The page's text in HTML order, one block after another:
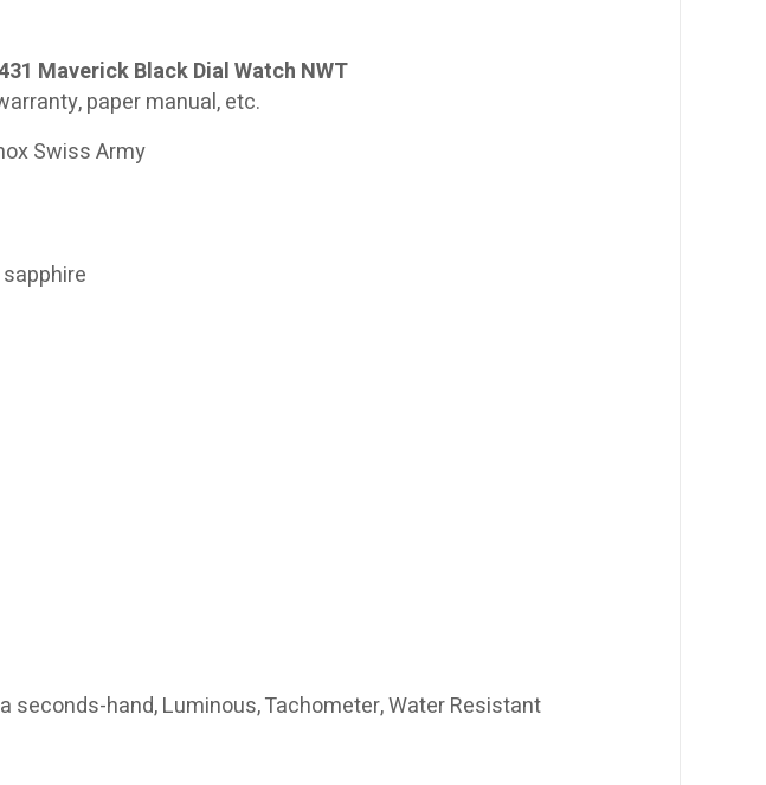
Maverick Black Dial Watch NWT
paper manual, etc.
Swiss Army
seconds-hand, Luminous, Tachometer, Water Resistant